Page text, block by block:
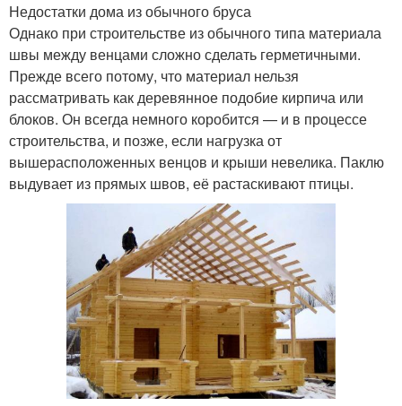
Недостатки дома из обычного бруса
Однако при строительстве из обычного типа материала
швы между венцами сложно сделать герметичными.
Прежде всего потому, что материал нельзя
рассматривать как деревянное подобие кирпича или
блоков. Он всегда немного коробится — и в процессе
строительства, и позже, если нагрузка от
вышерасположенных венцов и крыши невелика. Паклю
выдувает из прямых швов, её растаскивают птицы.